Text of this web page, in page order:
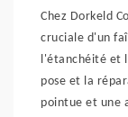
Chez Dorkeld
cruciale d'un
l'étanchéité et
pose et la
pointue et une